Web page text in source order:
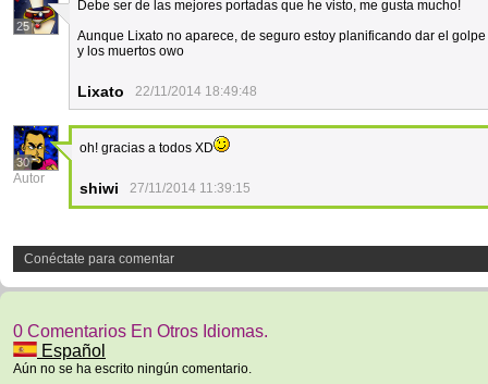
25
Debe ser de las mejores portadas que he visto, me gusta mucho!
Aunque Lixato no aparece, de seguro estoy planificando dar el
y los muertos owo
Lixato 22/11/2014 18:49:48
30
Autor
oh! gracias a todos XD
shiwi 27/11/2014 11:39:15
Conéctate para comentar
0 Comentarios En Otros Idiomas.
Español
Aún no se ha escrito ningún comentario.